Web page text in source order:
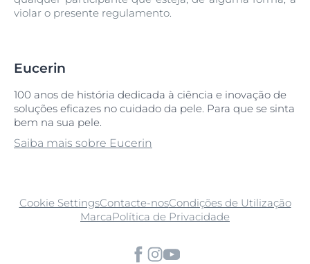
violar o presente regulamento.
Eucerin
100 anos de história dedicada à ciência e inovação de
soluções eficazes no cuidado da pele. Para que se sinta
bem na sua pele.
Saiba mais sobre Eucerin
Cookie SettingsContacte-nosCondições de Utilização
MarcaPolítica de Privacidade